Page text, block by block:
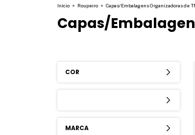
Início > Roupeiro > Capas/Embalagens Organizadoras de
Capas/
COR
MARCA